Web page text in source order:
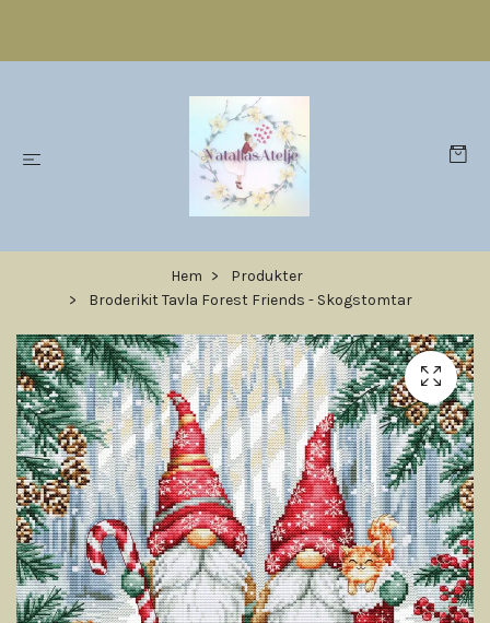
Hem
Produkter
Broderikit Tavla Forest Friends - Skogstomtar